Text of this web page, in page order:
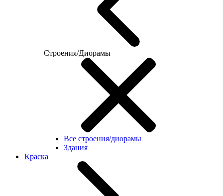
Строения/Диорамы
Все строения/диорамы
Здания
Краска